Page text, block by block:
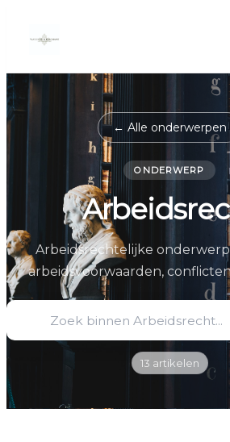
← Alle onderwerpen
ONDERWERP
Arbeidsrechtelijke
arbeidsvoorwaarden,
13 artikelen